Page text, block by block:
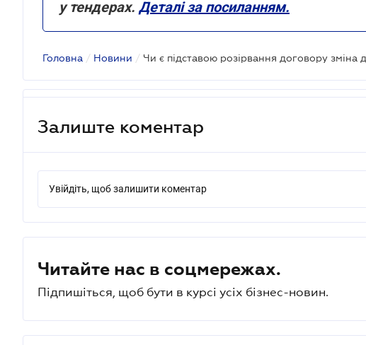
у тендерах. Деталі за посиланням.
Головна / Новини /
Залиште коментар
Увійдіть, щоб залишити коментар
Читайте нас в соцмережах.
Підпишіться, щоб бути в курсі усіх бізнес-новин.